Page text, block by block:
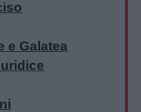
e Galatea